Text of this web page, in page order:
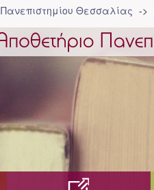
Πανεπιστημίου Θεσσαλίας